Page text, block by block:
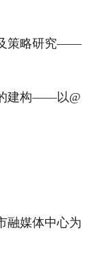
策略研究——
建构——以@
融媒体中心为